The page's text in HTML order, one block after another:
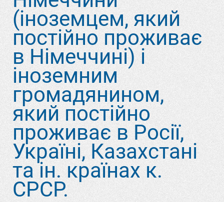
(іноземцем, який
постійно проживає
в Німеччині) і
іноземним
громадянином,
який постійно
проживає в Росії,
Україні, Казахстані
та ін. країнах к.
СРСР.